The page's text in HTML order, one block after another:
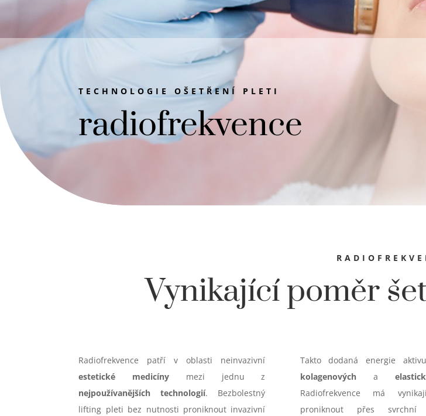
TECHNOLOGIE OŠETŘENÍ PLETI
radiofrekvence
Vynikající poměr
Radiofrekvence patří v oblasti neinvazivní
estetické medicíny mezi jednu z
nejpoužívanějších technologií. Bezbolestný
lifting pleti bez nutnosti proniknout invazivní
Takto dodaná energie
kolagenovýcha
Radiofrekvence má
proniknout přes svrchní